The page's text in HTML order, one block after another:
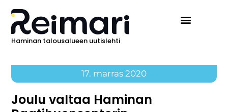
Haminan talousalueen uutislehti
17. marras 2020
Joulu valtaa Haminan